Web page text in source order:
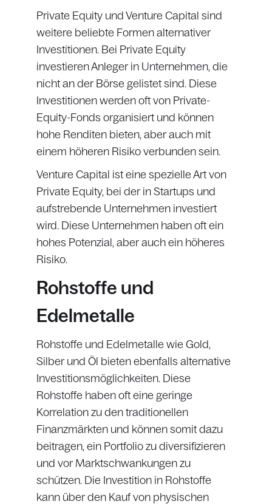
Private Equity und Venture Capital sind
weitere beliebte Formen alternativer
Investitionen. Bei Private Equity
investieren Anleger in Unternehmen, die
nicht an der Börse gelistet sind. Diese
Investitionen werden oft von Private-
Equity-Fonds organisiert und können
hohe Renditen bieten, aber auch mit
einem höheren Risiko verbunden sein.
Venture Capital ist eine spezielle Art von
Private Equity, bei der in Startups und
aufstrebende Unternehmen investiert
wird. Diese Unternehmen haben oft ein
hohes Potenzial, aber auch ein höheres
Risiko.
Rohstoffe und
Edelmetalle
Rohstoffe und Edelmetalle wie Gold,
Silber und Öl bieten ebenfalls alternative
Investitionsmöglichkeiten. Diese
Rohstoffe haben oft eine geringe
Korrelation zu den traditionellen
Finanzmärkten und können somit dazu
beitragen, ein Portfolio zu diversifizieren
und vor Marktschwankungen zu
schützen. Die Investition in Rohstoffe
kann über den Kauf von physischen